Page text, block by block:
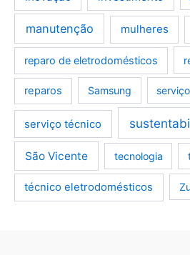
manutenção mulheres
reparo de eletrodomésticos
reparos Samsung
serviço técnico
São Vicente tecnologia
técnico eletrodomésticos